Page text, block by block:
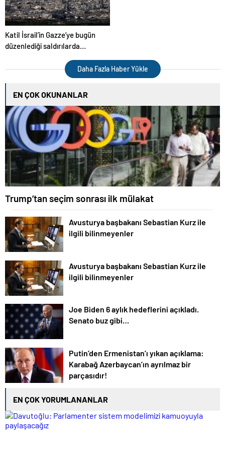
Katil İsrail’in Gazze’ye bugün
düzenlediği saldırılarda
Daha Fazla Haber Yükle
EN ÇOK OKUNANLAR
Trump’tan seçim sonrası ilk mülakat
Avusturya başbakanı Sebastian Kurz ile
ilgili bilinmeyenler
Avusturya başbakanı Sebastian Kurz ile
ilgili bilinmeyenler
Joe Biden 6 aylık hedeflerini açıkladı.
Senato buz gibi…
Putin’den Ermenistan’ı yıkan açıklama:
Karabağ Azerbaycan’ın ayrılmaz bir
parçasıdır!
EN ÇOK YORUMLANANLAR